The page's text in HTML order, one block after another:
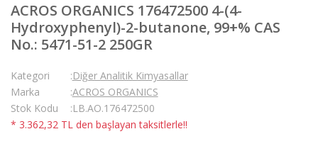
ACROS ORGANICS 176472500 4-(4-
Hydroxyphenyl)-2-butanone, 99+% CAS
No.: 5471-51-2 250GR
Kategori
Diğer Analitik Kimyasallar
Marka
ACROS ORGANICS
Stok Kodu
LB.AO.176472500
* 3.362,32 TL den başlayan taksitlerle!!